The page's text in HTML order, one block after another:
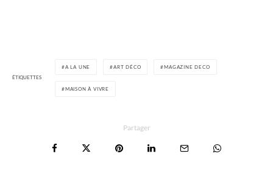
ÉTIQUETTES
A LA UNE ART DÉCO MAGAZINE DECO
MAISON À VIVRE
Partager